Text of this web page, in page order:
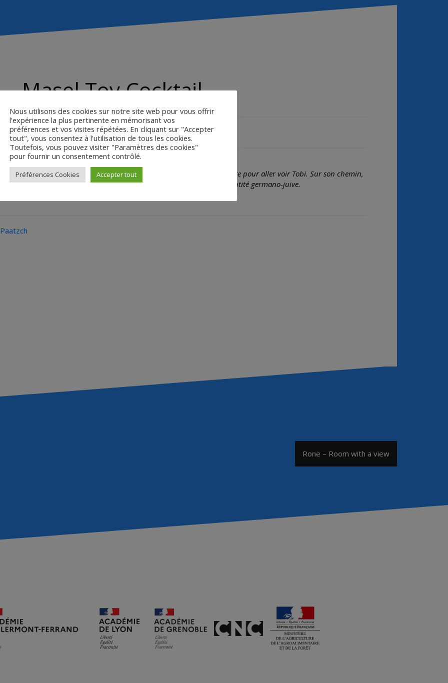
Masel Tov Cocktail
Paatzch
des excuses, mais il n’en est pas vraiment désolé. Il se met en route pour aller voir Tobi. Sur son chemin,
allemande et se rend compte d’un problème récurrent : son identité germano-juive.
Rone – Room with a view
Nous utilisons des cookies sur notre site web pour vous offrir
l'expérience la plus pertinente en mémorisant vos
préférences et vos visites répétées. En cliquant sur "Accepter
tout", vous consentez à l'utilisation de tous les cookies.
Toutefois, vous pouvez visiter "Paramètres des cookies"
pour fournir un consentement contrôlé.
Préférences Cookies Accepter tout